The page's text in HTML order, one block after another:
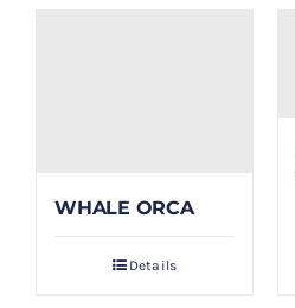
WHALE ORCA
Details